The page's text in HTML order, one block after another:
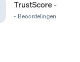
TrustScore-
- Beoordelingen